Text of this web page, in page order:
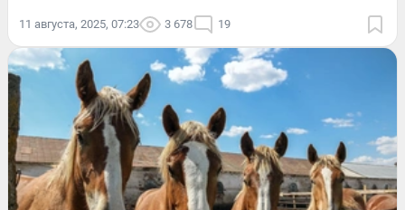
11 августа, 2025, 07:23 3 678 19